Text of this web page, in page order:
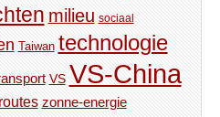
milieu sociaal
Taiwan technologie
VS VS-China
zonne-energie